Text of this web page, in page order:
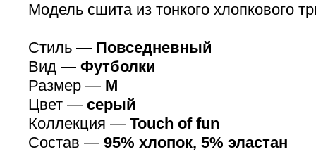
Модель сшита из тонкого хлопкового
Стиль — Повседневный
Вид — Футболки
Размер — M
Цвет — серый
Коллекция — Touch of fun
Состав — 95% хлопок, 5% эластан